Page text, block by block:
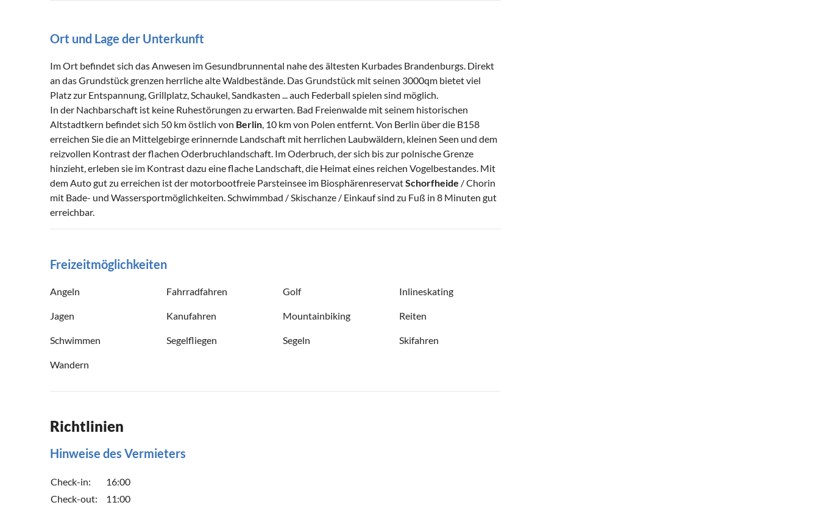
Ort und Lage der Unterkunft
Im Ort befindet sich das Anwesen im Gesundbrunnental nahe des ältesten Kurbades Brandenburgs. Direkt
an das Grundstück grenzen herrliche alte Waldbestände. Das Grundstück mit seinen 3000qm bietet viel
Platz zur Entspannung, Grillplatz, Schaukel, Sandkasten ... auch Federball spielen sind möglich.
In der Nachbarschaft ist keine Ruhestörungen zu erwarten. Bad Freienwalde mit seinem historischen
Altstadtkern befindet sich 50 km östlich von Berlin , 10 km von Polen entfernt. Von Berlin über die B158
erreichen Sie die an Mittelgebirge erinnernde Landschaft mit herrlichen Laubwäldern, kleinen Seen und dem
reizvollen Kontrast der flachen Oderbruchlandschaft. Im Oderbruch, der sich bis zur polnische Grenze
hinzieht, erleben sie im Kontrast dazu eine flache Landschaft, die Heimat eines reichen Vogelbestandes. Mit
dem Auto gut zu erreichen ist der motorbootfreie Parsteinsee im BiosphärenreservatSchorfheide / Chorin
mit Bade- und Wassersportmöglichkeiten. Schwimmbad / Skischanze / Einkauf sind zu Fuß in 8 Minuten gut
erreichbar.
Freizeitmöglichkeiten
Angeln Fahrradfahren Golf Inlineskating
Jagen Kanufahren Mountainbiking Reiten
Schwimmen Segelfliegen Segeln Skifahren
Wandern
Richtlinien
Hinweise des Vermieters
Check-in:
16:00
Check-out:
11:00